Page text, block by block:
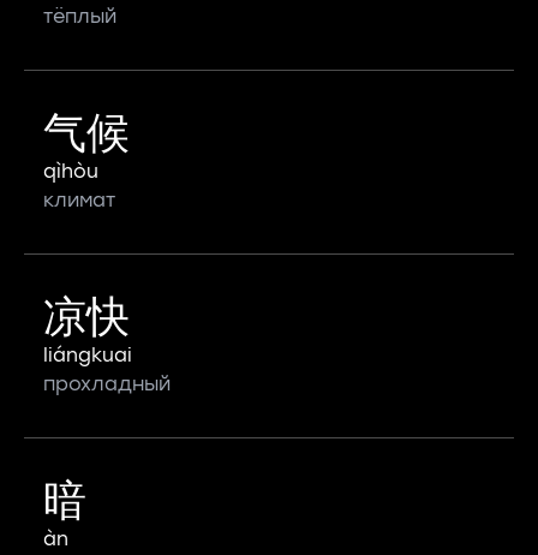
тёплый
气候
qìhòu
климат
凉快
liángkuai
прохладный
暗
àn